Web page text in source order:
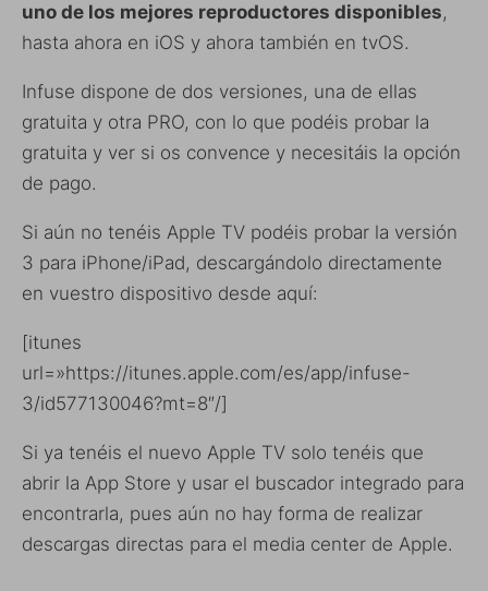
uno de los mejores reproductores disponibles,
hasta ahora en iOS y ahora también en tvOS.
Infuse dispone de dos versiones, una de ellas
gratuita y otra PRO, con lo que podéis probar la
gratuita y ver si os convence y necesitáis la opción
de pago.
Si aún no tenéis Apple TV podéis probar la versión
3 para iPhone/iPad, descargándolo directamente
en vuestro dispositivo desde aquí:
[itunes
url=»https://itunes.apple.com/es/app/infuse-
3/id577130046?mt=8″/]
Si ya tenéis el nuevo Apple TV solo tenéis que
abrir la App Store y usar el buscador integrado para
encontrarla, pues aún no hay forma de realizar
descargas directas para el media center de Apple.